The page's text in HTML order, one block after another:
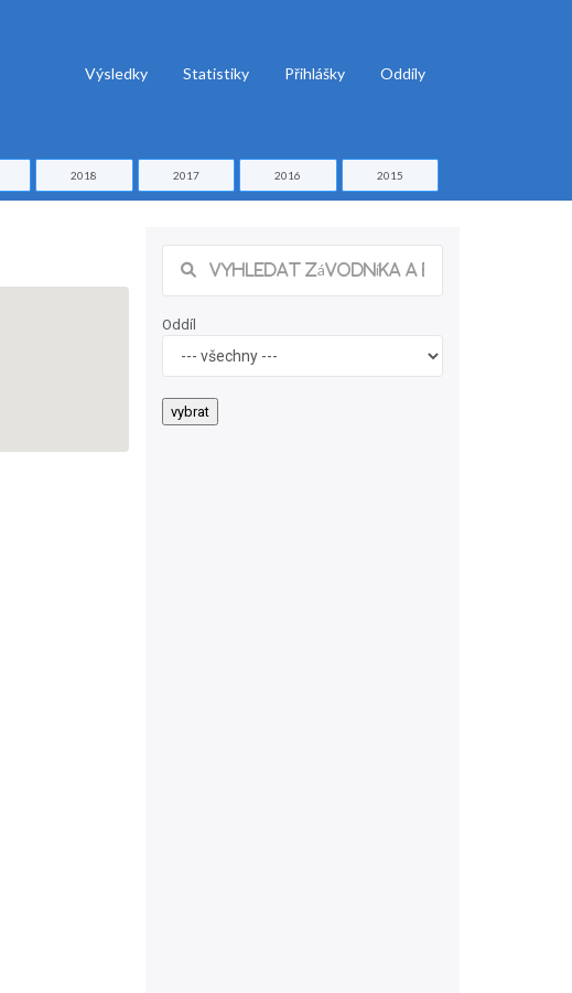
Výsledky Statistiky Přihlášky Oddíly
2018 2017 2016 2015
Oddíl